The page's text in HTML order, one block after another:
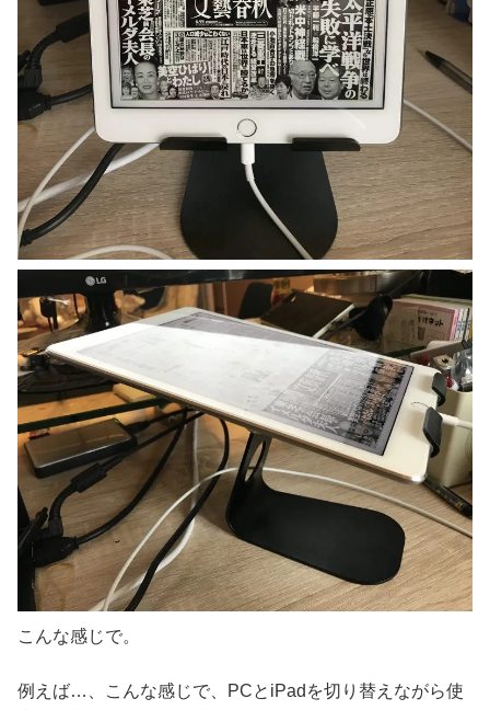
こんな感じで。
例えば…、こんな感じで、PCとiPadを切り替えながら使